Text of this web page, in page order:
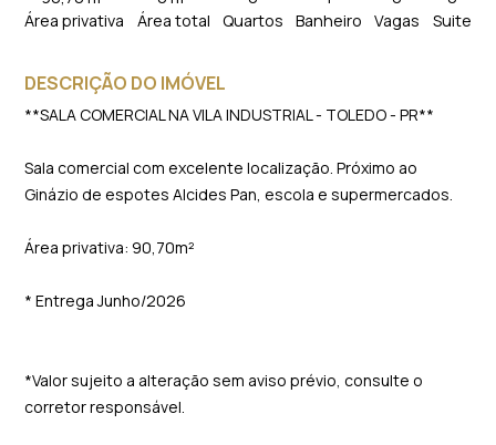
Área privativa
Área total
Quartos
Banheiro
Vagas
Suite
DESCRIÇÃO DO IMÓVEL
**SALA COMERCIAL NA VILA INDUSTRIAL - TOLEDO - PR**
Sala comercial com excelente localização. Próximo ao
Ginázio de espotes Alcides Pan, escola e supermercados.
Área privativa: 90,70m²
* Entrega Junho/2026
*Valor sujeito a alteração sem aviso prévio, consulte o
corretor responsável.